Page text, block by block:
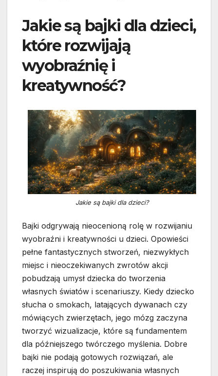
Jakie są bajki dla dzieci,
które rozwijają
wyobraźnię i
kreatywność?
Jakie są bajki dla dzieci?
Bajki odgrywają nieocenioną rolę w rozwijaniu
wyobraźni i kreatywności u dzieci. Opowieści
pełne fantastycznych stworzeń, niezwykłych
miejsc i nieoczekiwanych zwrotów akcji
pobudzają umysł dziecka do tworzenia
własnych światów i scenariuszy. Kiedy dziecko
słucha o smokach, latających dywanach czy
mówiących zwierzętach, jego mózg zaczyna
tworzyć wizualizacje, które są fundamentem
dla późniejszego twórczego myślenia. Dobre
bajki nie podają gotowych rozwiązań, ale
raczej inspirują do poszukiwania własnych